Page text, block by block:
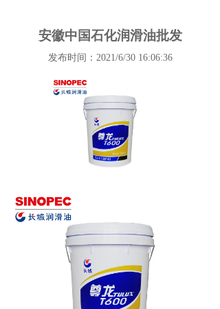
安徽中国石化润滑油批发
发布时间：2021/6/30 16:06:36